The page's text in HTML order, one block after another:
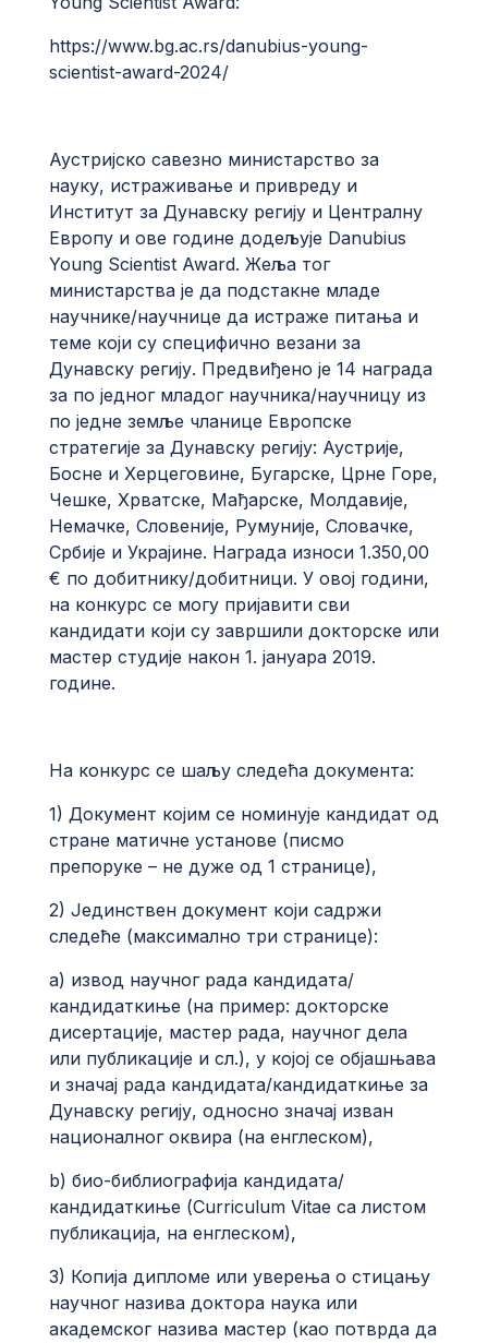
https://www.bg.ac.rs/danubius-young-
scientist-award-2024/
Аустријско савезно министарство за
науку, истраживање и привреду и
Институт за Дунавску регију и Централну
Европу и ове године додељује Danubius
Young Scientist Award. Жеља тог
министарства је да подстакне младе
научнике/научнице да истраже питања и
теме који су специфично везани за
Дунавску регију. Предвиђено је 14 награда
за по једног младог научника/научницу из
по једне земље чланице Европске
стратегије за Дунавску регију: Аустрије,
Босне и Херцеговине, Бугарске, Црне Горе,
Чешке, Хрватске, Мађарске, Молдавије,
Немачке, Словеније, Румуније, Словачке,
Србије и Украјине. Награда износи 1.350,00
€ по добитнику/добитници. У овој години,
на конкурс се могу пријавити сви
кандидати који су завршили докторске или
мастер студије након 1. јануара 2019.
године.
На конкурс се шаљу следећа документа:
1) Документ којим се номинује кандидат од
стране матичне установе (писмо
препоруке – не дуже од 1 странице),
2) Јединствен документ који садржи
следеће (максимално три странице):
a) извод научног рада кандидата/
кандидаткиње (на пример: докторске
дисертације, мастер рада, научног дела
или публикације и сл.), у којој се објашњава
и значај рада кандидата/кандидаткиње за
Дунавску регију, односно значај изван
националног оквира (на енглеском),
b) био-библиографија кандидата/
кандидаткиње (Curriculum Vitae са листом
публикација, на енглеском),
3) Копија дипломе или уверења о стицању
научног назива доктора наука или
академског назива мастер (као потврда да